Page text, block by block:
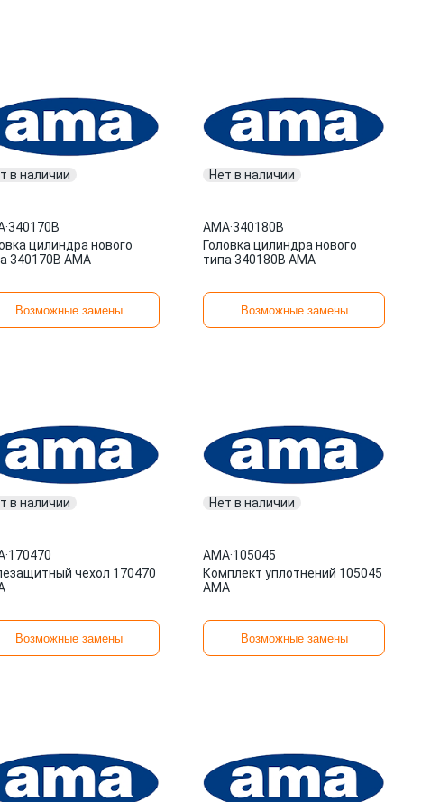
в наличии
·340170B
цилиндра нового
340170B AMA
Возможные замены
Нет в наличии
AMA·340180B
Головка цилиндра нового
типа 340180B AMA
Возможные замены
в наличии
·170470
чехол 170470
Возможные замены
Нет в наличии
AMA·105045
Комплект уплотнений 105045
AMA
Возможные замены